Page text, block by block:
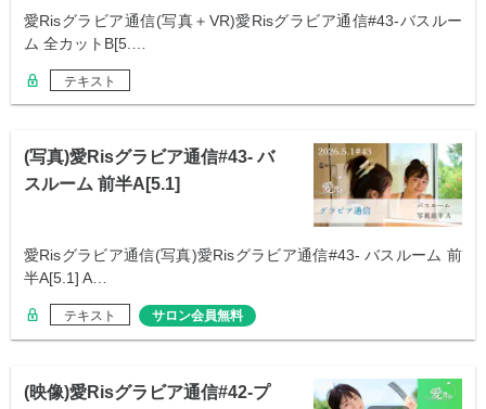
愛Risグラビア通信(写真＋VR)愛Risグラビア通信#43-バスルー
ム 全カットB[5.…
テキスト
(写真)愛Risグラビア通信#43- バ
スルーム 前半A[5.1]
愛Risグラビア通信(写真)愛Risグラビア通信#43- バスルーム 前
半A[5.1] A…
テキスト サロン会員無料
(映像)愛Risグラビア通信#42-プ